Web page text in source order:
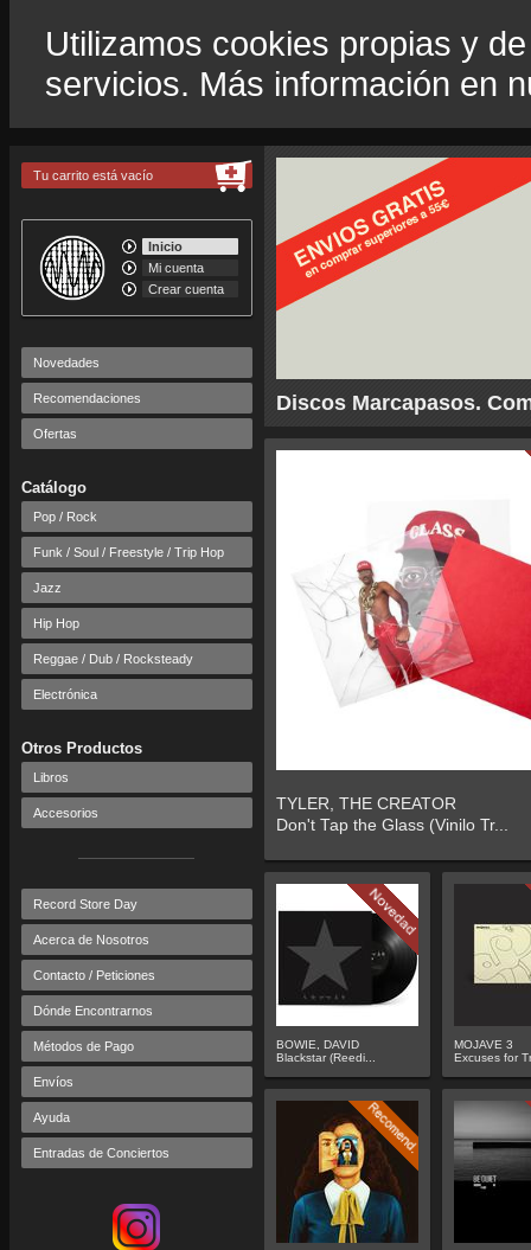
Utilizamos cookies propias y
servicios. Más información en
Discos Marcapasos.
Tu carrito está vacío
Inicio
Mi cuenta
Crear cuenta
Novedades
Recomendaciones
Ofertas
Catálogo
Pop / Rock
Funk / Soul / Freestyle / Trip Hop
Jazz
Hip Hop
Reggae / Dub / Rocksteady
Electrónica
Otros Productos
Libros
Accesorios
Record Store Day
Acerca de Nosotros
Contacto / Peticiones
Dónde Encontrarnos
Métodos de Pago
Envíos
Ayuda
Entradas de Conciertos
TYLER, THE CREATOR
Don't Tap the Glass (Vinilo Tr...
BOWIE, DAVID
Blackstar (Reedi...
MOJAVE 3
Excuses for